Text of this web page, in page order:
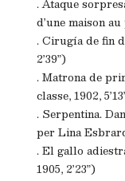
. Ataque
d’une maison
. Cirugía de fin
2’39”)
. Matrona de
classe, 1902,
. Serpentina.
per Lina
. El gallo
1905, 2’23”)